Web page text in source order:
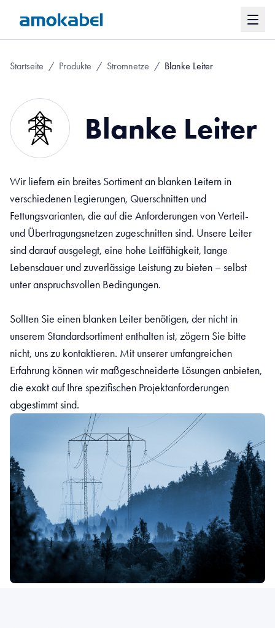
Startseite / Produkte / Stromnetze / Blanke Leiter
Blanke Leiter
Wir liefern ein breites Sortiment an blanken Leitern in
verschiedenen Legierungen, Querschnitten und
Fettungsvarianten, die auf die Anforderungen von Verteil-
und Übertragungsnetzen zugeschnitten sind. Unsere Leiter
sind darauf ausgelegt, eine hohe Leitfähigkeit, lange
Lebensdauer und zuverlässige Leistung zu bieten – selbst
unter anspruchsvollen Bedingungen.
Sollten Sie einen blanken Leiter benötigen, der nicht in
unserem Standardsortiment enthalten ist, zögern Sie bitte
nicht, uns zu kontaktieren. Mit unserer umfangreichen
Erfahrung können wir maßgeschneiderte Lösungen anbieten,
die exakt auf Ihre spezifischen Projektanforderungen
abgestimmt sind.